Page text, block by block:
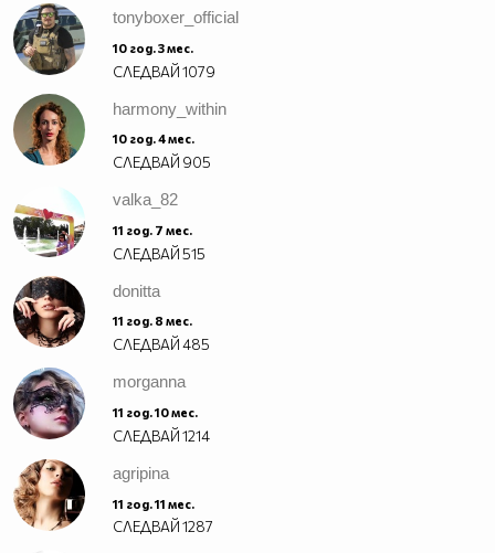
tonyboxer_official
10 год. 3 мес.
СЛЕДВАЙ1079
harmony_within
10 год. 4 мес.
СЛЕДВАЙ 905
valka_82
11 год. 7 мес.
СЛЕДВАЙ515
donitta
11 год. 8 мес.
СЛЕДВАЙ485
morganna
11 год. 10 мес.
СЛЕДВАЙ1214
agripina
11 год. 11 мес.
СЛЕДВАЙ1287